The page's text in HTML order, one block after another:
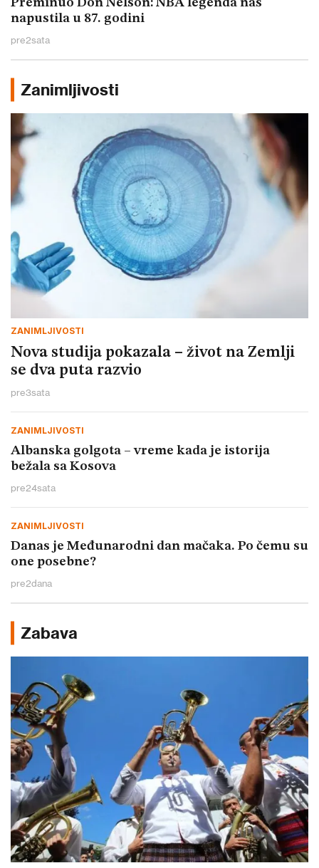
Preminuo Don Nelson: NBA legenda nas
napustila u 87. godini
pre2sata
Zanimljivosti
ZANIMLJIVOSTI
Nova studija pokazala – život na Zemlji
se dva puta razvio
pre3sata
ZANIMLJIVOSTI
Albanska golgota – vreme kada je istorija
bežala sa Kosova
pre24sata
ZANIMLJIVOSTI
Danas je Međunarodni dan mačaka. Po čemu su
one posebne?
pre2dana
Zabava